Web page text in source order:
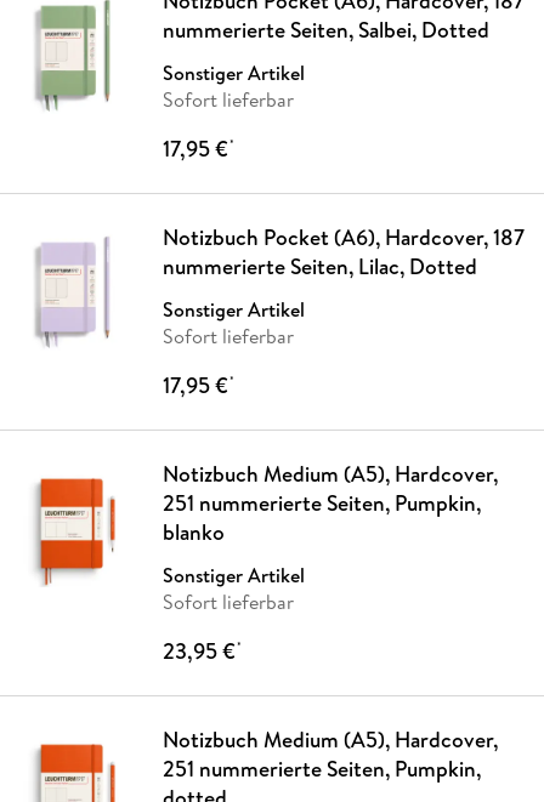
nummerierte Seiten, Salbei, Dotted
Sonstiger Artikel
Sofort lieferbar
17,95 €*
Notizbuch Pocket (A6), Hardcover, 187
nummerierte Seiten, Lilac, Dotted
Sonstiger Artikel
Sofort lieferbar
17,95 €*
Notizbuch Medium (A5), Hardcover,
251 nummerierte Seiten, Pumpkin,
blanko
Sonstiger Artikel
Sofort lieferbar
23,95 €*
Notizbuch Medium (A5), Hardcover,
251 nummerierte Seiten, Pumpkin,